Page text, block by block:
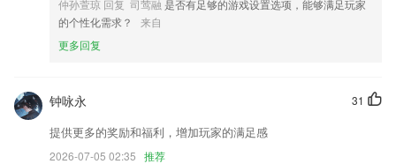
新增里程碑视图；
地方频道支持浏览科普号资讯内容；
联系我们
以上就是乐中网站的介绍，如果您喜欢这款软件，您可以到应用商店进行
打分评论，说出您的使用经历，以帮助我们更好的对产品进行优化修改。
仲孙萱琼 回复 司莺融 是否有足够的游戏设置选项，能够满足玩家
的个性化需求？
来自
更多回复
31
钟咏永
提供更多的奖励和福利，增加玩家的满足感
2026-07-05 02:35 推荐